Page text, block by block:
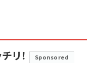
リ！ Sponsored